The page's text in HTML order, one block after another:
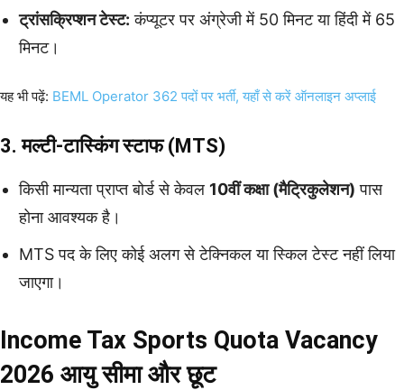
ट्रांसक्रिप्शन टेस्ट: कंप्यूटर पर अंग्रेजी में 50 मिनट या हिंदी में 65
मिनट।
यह भी पढ़ें: BEML Operator 362 पदों पर भर्ती, यहाँ से करें ऑनलाइन अप्लाई
3. मल्टी-टास्किंग स्टाफ (MTS)
किसी मान्यता प्राप्त बोर्ड से केवल 10वीं कक्षा (मैट्रिकुलेशन) पास
होना आवश्यक है।
MTS पद के लिए कोई अलग से टेक्निकल या स्किल टेस्ट नहीं लिया
जाएगा।
Income Tax Sports Quota Vacancy
2026 आयु सीमा और छूट